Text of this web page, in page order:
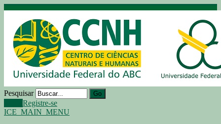
Pesquisar Go
Registre-se
ICE_MAIN_MENU